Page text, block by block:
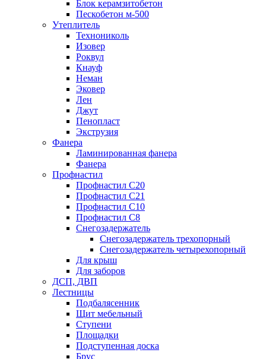
Блок керамзитобетон
Пескобетон м-500
Утеплитель
Технониколь
Изовер
Роквул
Кнауф
Неман
Эковер
Лен
Джут
Пенопласт
Экструзия
Фанера
Ламинированная фанера
Фанера
Профнастил
Профнастил С20
Профнастил С21
Профнастил С10
Профнастил С8
Снегозадержатель
Снегозадержатель трехопорный
Снегозадержатель четырехопорный
Для крыш
Для заборов
ДСП, ДВП
Лестницы
Подбалясенник
Щит мебельный
Ступени
Площадки
Подступенная доска
Брус